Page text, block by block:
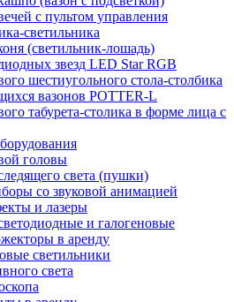
с пультом управления
светильника
(светильник-лошадь)
звезд LED Star RGB
шестиугольного стола-столбика
вазонов POTTER-L
табурета-столика в форме лица с
головы
света (пушки)
со звуковой анимацией
и лазеры
и галогеновые
в аренду
светильники
света